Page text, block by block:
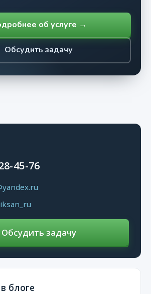
об услуге →
Обсудить задачу
45-76
Обсудить задачу
блоге